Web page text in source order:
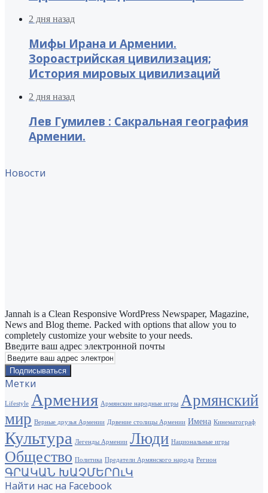
2 дня назад
Мифы Ирана и Армении.
Зороастрийская цивилизация;
История мировых цивилизаций
2 дня назад
Лев Гумилев : Сакральная география
Армении.
Новости
Jannah is a Clean Responsive WordPress Newspaper, Magazine,
News and Blog theme. Packed with options that allow you to
completely customize your website to your needs.
Введите ваш адрес электронной почты
Метки
Lifestyle Армения Армянские народные игры Армянский
мир Верные друзья Армении Дрвение столицы Армении Имена Кинематограф
Культура Легенды Армении Люди Национальные игры
Общество Политика Предатели Армянского народа Регион
ԳՐԱԿԱՆ ԽԱՉՄԵՐՈւԿ
Найти нас на Facebook